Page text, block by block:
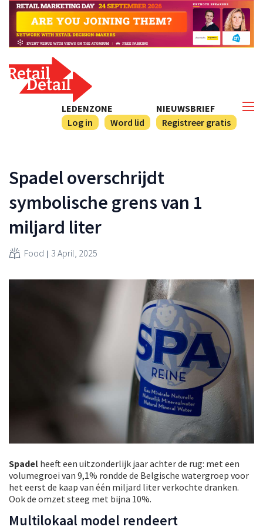
NIEUWSBRIEF
Registreer gratis
LEDENZONE
Log in
Word lid
Spadel overschrijdt
symbolische grens van 1
miljard liter
Food 3 April, 2025
Spadel heeft een uitzonderlijk jaar achter de rug: met een
volumegroei van 9,1% rondde de Belgische watergroep voor
het eerst de kaap van één miljard liter verkochte dranken.
Ook de omzet steeg met bijna 10%.
Multilokaal model rendeert